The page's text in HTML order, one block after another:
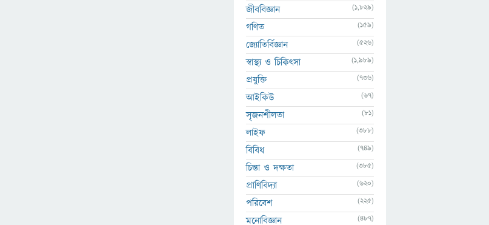
জীববিজ্ঞান (1,829)
গণিত (159)
জ্যোতির্বিজ্ঞান (526)
স্বাস্থ্য ও চিকিৎসা (1,989)
প্রযুক্তি (736)
আইকিউ (67)
সৃজনশীলতা (81)
লাইফ (388)
বিবিধ (749)
চিন্তা ও দক্ষতা (385)
প্রাণিবিদ্যা (620)
পরিবেশ (225)
মনোবিজ্ঞান (487)